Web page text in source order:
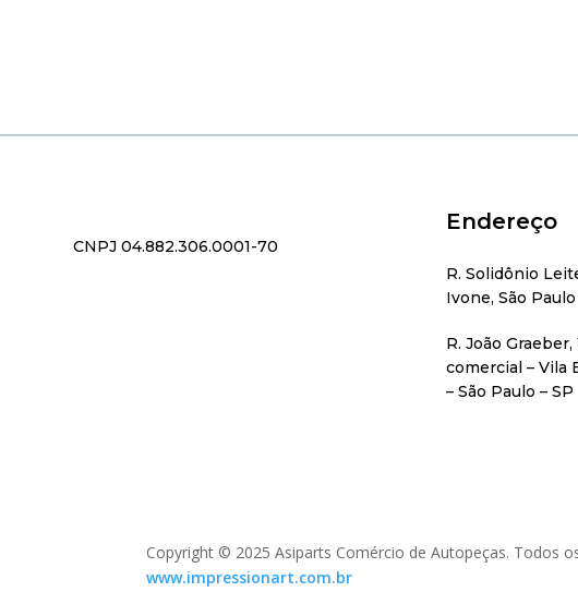
CNPJ 04.882.306.0001-70
Endereço
R. Solidônio
Ivone, São
R. João Graeber,
comercial – Vila
– São Paulo – SP
Copyright © 2025 Asiparts Comércio de Autopeças. Todos
www.impressionart.com.br